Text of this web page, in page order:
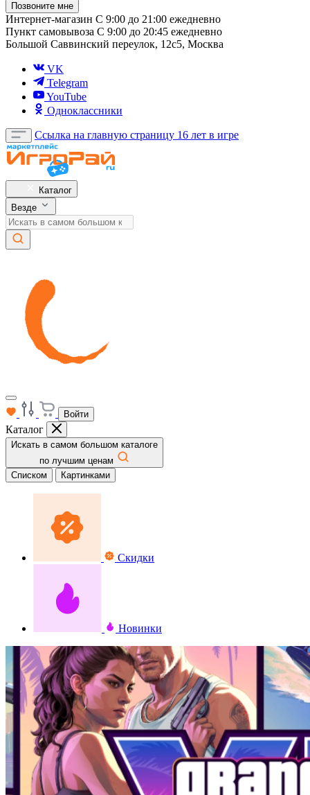
Позвоните мне
Интернет-магазин С 9:00 до 21:00 ежедневно
Пункт самовывоза С 9:00 до 20:45 ежедневно
Большой Саввинский переулок, 12с5, Москва
VK
Telegram
YouTube
Одноклассники
Ссылка на главную страницу 16 лет в игре
Каталог
Везде
Войти
Каталог
Искать в самом большом каталоге
по лучшим ценам
Списком
Картинками
Скидки
Новинки